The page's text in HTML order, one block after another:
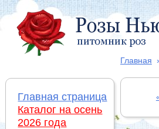
Главная
Главная страница
Каталог на осень
2026 года